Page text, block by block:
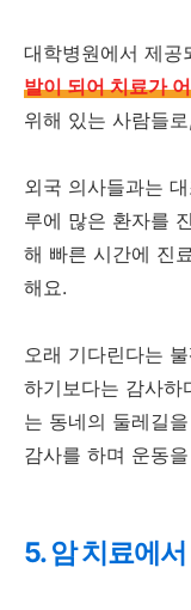
대학병원에서 제공
발이 되어 치료가
위해 있는 사람들
외국 의사들과는
루에 많은 환자를
해 빠른 시간에 진
해요.
오래 기다린다는
하기보다는 감사하
는 동네의 둘레길
감사를 하며 운동
5. 암 치료에